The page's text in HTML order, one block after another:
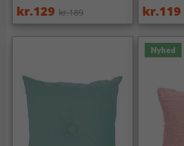
kr.129 kr.189 kr.119
Nyhed